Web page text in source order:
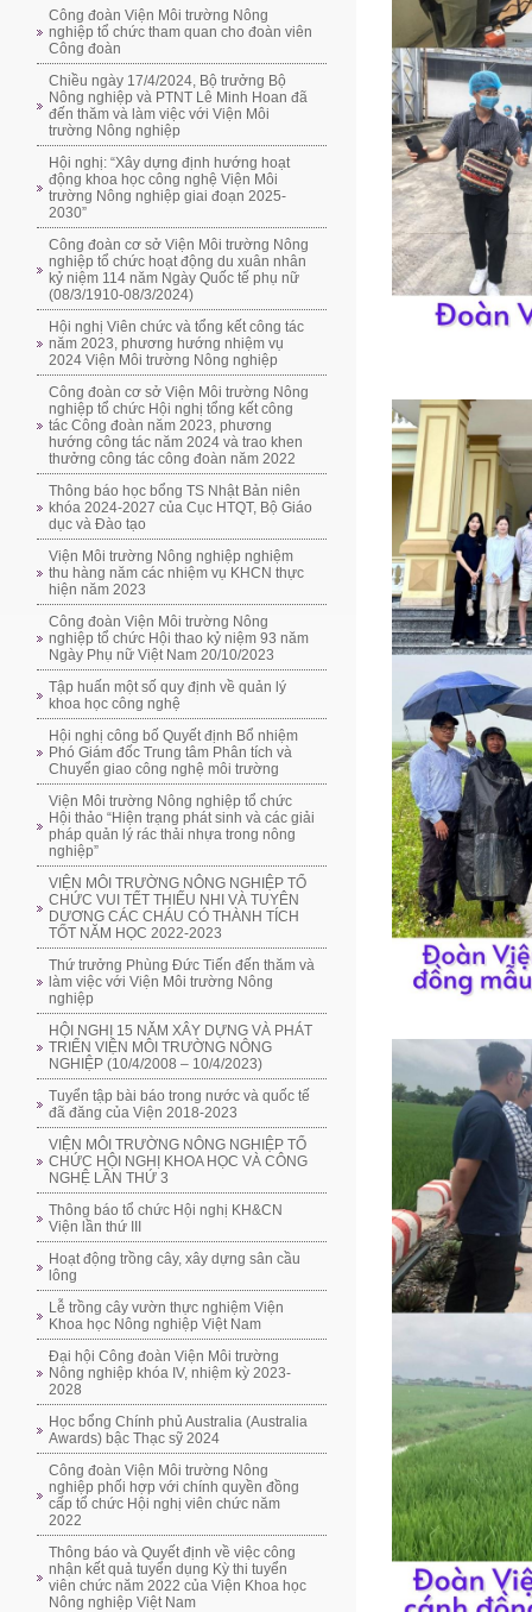
Công đoàn Viện Môi trường Nông
nghiệp tổ chức tham quan cho đoàn viên
Công đoàn
Chiều ngày 17/4/2024, Bộ trưởng Bộ
Nông nghiệp và PTNT Lê Minh Hoan đã
đến thăm và làm việc với Viện Môi
trường Nông nghiệp
Hội nghị: “Xây dựng định hướng hoạt
động khoa học công nghệ Viện Môi
trường Nông nghiệp giai đoạn 2025-
2030”
Công đoàn cơ sở Viện Môi trường Nông
nghiệp tổ chức hoạt động du xuân nhân
kỷ niệm 114 năm Ngày Quốc tế phụ nữ
(08/3/1910-08/3/2024)
Hội nghị Viên chức và tổng kết công tác
năm 2023, phương hướng nhiệm vụ
2024 Viện Môi trường Nông nghiệp
Công đoàn cơ sở Viện Môi trường Nông
nghiệp tổ chức Hội nghị tổng kết công
tác Công đoàn năm 2023, phương
hướng công tác năm 2024 và trao khen
thưởng công tác công đoàn năm 2022
Thông báo học bổng TS Nhật Bản niên
khóa 2024-2027 của Cục HTQT, Bộ Giáo
dục và Đào tạo
Viện Môi trường Nông nghiệp nghiệm
thu hàng năm các nhiệm vụ KHCN thực
hiện năm 2023
Công đoàn Viện Môi trường Nông
nghiệp tổ chức Hội thao kỷ niệm 93 năm
Ngày Phụ nữ Việt Nam 20/10/2023
Tập huấn một số quy định về quản lý
khoa học công nghệ
Hội nghị công bố Quyết định Bổ nhiệm
Phó Giám đốc Trung tâm Phân tích và
Chuyển giao công nghệ môi trường
Viện Môi trường Nông nghiệp tổ chức
Hội thảo “Hiện trạng phát sinh và các giải
pháp quản lý rác thải nhựa trong nông
nghiệp”
VIỆN MÔI TRƯỜNG NÔNG NGHIỆP TỔ
CHỨC VUI TẾT THIẾU NHI VÀ TUYÊN
DƯƠNG CÁC CHÁU CÓ THÀNH TÍCH
TỐT NĂM HỌC 2022-2023
Thứ trưởng Phùng Đức Tiến đến thăm và
làm việc với Viện Môi trường Nông
nghiệp
HỘI NGHỊ 15 NĂM XÂY DỰNG VÀ PHÁT
TRIỂN VIỆN MÔI TRƯỜNG NÔNG
NGHIỆP (10/4/2008 – 10/4/2023)
Tuyển tập bài báo trong nước và quốc tế
đã đăng của Viện 2018-2023
VIỆN MÔI TRƯỜNG NÔNG NGHIỆP TỔ
CHỨC HỘI NGHỊ KHOA HỌC VÀ CÔNG
NGHỆ LẦN THỨ 3
Thông báo tổ chức Hội nghị KH&CN
Viện lần thứ III
Hoạt động trồng cây, xây dựng sân cầu
lông
Lễ trồng cây vườn thực nghiệm Viện
Khoa học Nông nghiệp Việt Nam
Đại hội Công đoàn Viện Môi trường
Nông nghiệp khóa IV, nhiệm kỳ 2023-
2028
Học bổng Chính phủ Australia (Australia
Awards) bậc Thạc sỹ 2024
Công đoàn Viện Môi trường Nông
nghiệp phối hợp với chính quyền đồng
cấp tổ chức Hội nghị viên chức năm
2022
Thông báo và Quyết định về việc công
nhận kết quả tuyển dụng Kỳ thi tuyển
viên chức năm 2022 của Viện Khoa học
Nông nghiệp Việt Nam